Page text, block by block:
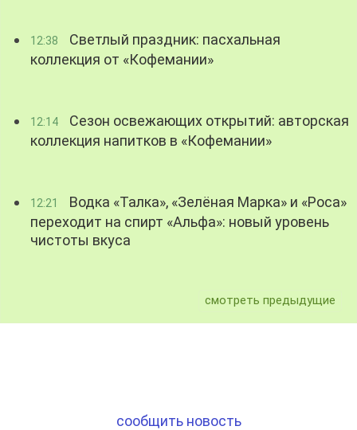
12:38
Светлый праздник: пасхальная
коллекция от «Кофемании»
12:14
Сезон освежающих открытий: авторская
коллекция напитков в «Кофемании»
12:21
Водка «Талка», «Зелёная Марка» и «Роса»
переходит на спирт «Альфа»: новый уровень
чистоты вкуса
смотреть предыдущие
сообщить новость